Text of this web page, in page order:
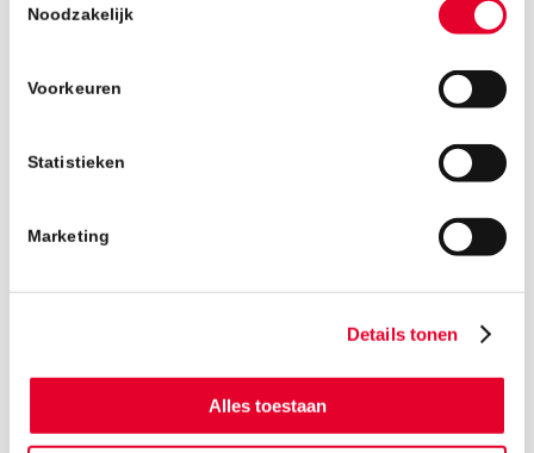
Noodzakelijk
Voorkeuren
Statistieken
Marketing
Details tonen
Alles toestaan